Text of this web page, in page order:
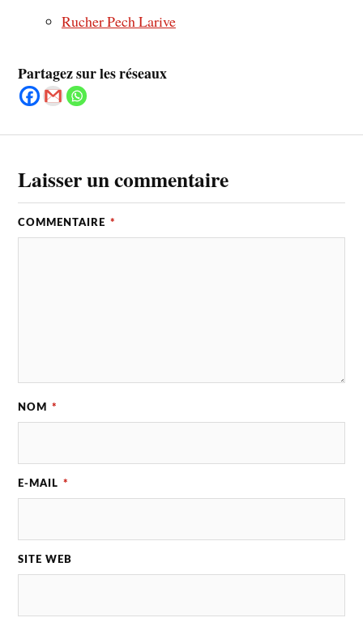
Rucher Pech Larive
Partagez sur les réseaux
Laisser un commentaire
COMMENTAIRE *
NOM *
E-MAIL *
SITE WEB